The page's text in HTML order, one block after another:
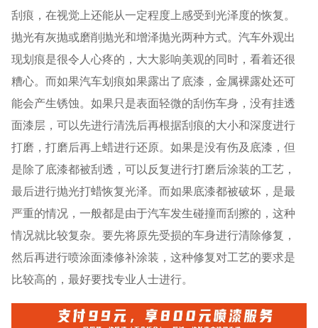
刮痕，在视觉上还能从一定程度上感受到光泽度的恢复。
抛光有灰抛或磨削抛光和增泽抛光两种方式。汽车外观出
现划痕是很令人心疼的，大大影响美观的同时，看着还很
糟心。而如果汽车划痕如果露出了底漆，金属裸露处还可
能会产生锈蚀。如果只是表面轻微的刮伤车身，没有挂透
面漆层，可以先进行清洗后再根据刮痕的大小和深度进行
打磨，打磨后再上蜡进行还原。如果是没有伤及底漆，但
是除了底漆都被刮透，可以反复进行打磨后涂装的工艺，
最后进行抛光打蜡恢复光泽。而如果底漆都被破坏，是最
严重的情况，一般都是由于汽车发生碰撞而刮擦的，这种
情况就比较复杂。要先将原先受损的车身进行清除修复，
然后再进行喷涂面漆修补涂装，这种修复对工艺的要求是
比较高的，最好要找专业人士进行。